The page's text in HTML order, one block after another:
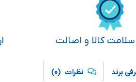
سلامت کالا و اصالت
برند نظرات (0)